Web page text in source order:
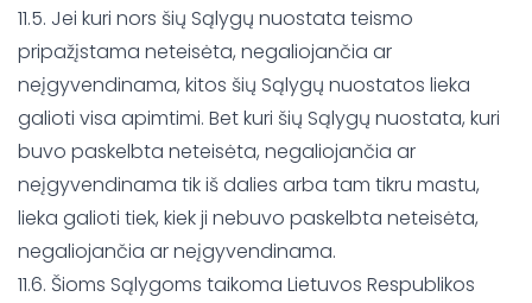
11.5. Jei kuri nors šių Sąlygų nuostata teismo
pripažįstama neteisėta, negaliojančia ar
neįgyvendinama, kitos šių Sąlygų nuostatos lieka
galioti visa apimtimi. Bet kuri šių Sąlygų nuostata, kuri
buvo paskelbta neteisėta, negaliojančia ar
neįgyvendinama tik iš dalies arba tam tikru mastu,
lieka galioti tiek, kiek ji nebuvo paskelbta neteisėta,
negaliojančia ar neįgyvendinama.
11.6. Šioms Sąlygoms taikoma Lietuvos Respublikos